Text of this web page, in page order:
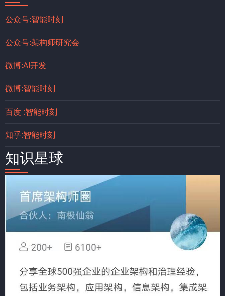
公众号:智能时刻
公众号:架构师研究会
微博:AI开发
微博:智能时刻
百度 :智能时刻
知乎:智能时刻
知识星球